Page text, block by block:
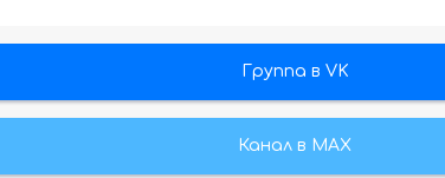
Группа в VK
Канал в МАХ